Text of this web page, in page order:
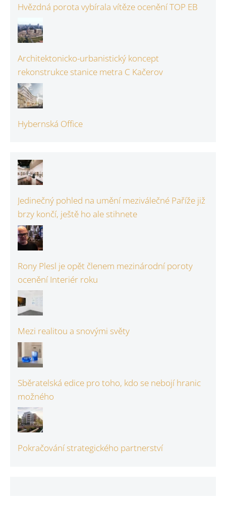
Hvězdná porota vybírala vítěze ocenění TOP EB
Architektonicko-urbanistický koncept
rekonstrukce stanice metra C Kačerov
Hybernská Office
Jedinečný pohled na umění meziválečné Paříže již
brzy končí, ještě ho ale stihnete
Rony Plesl je opět členem mezinárodní poroty
ocenění Interiér roku
Mezi realitou a snovými světy
Sběratelská edice pro toho, kdo se nebojí hranic
možného
Pokračování strategického partnerství